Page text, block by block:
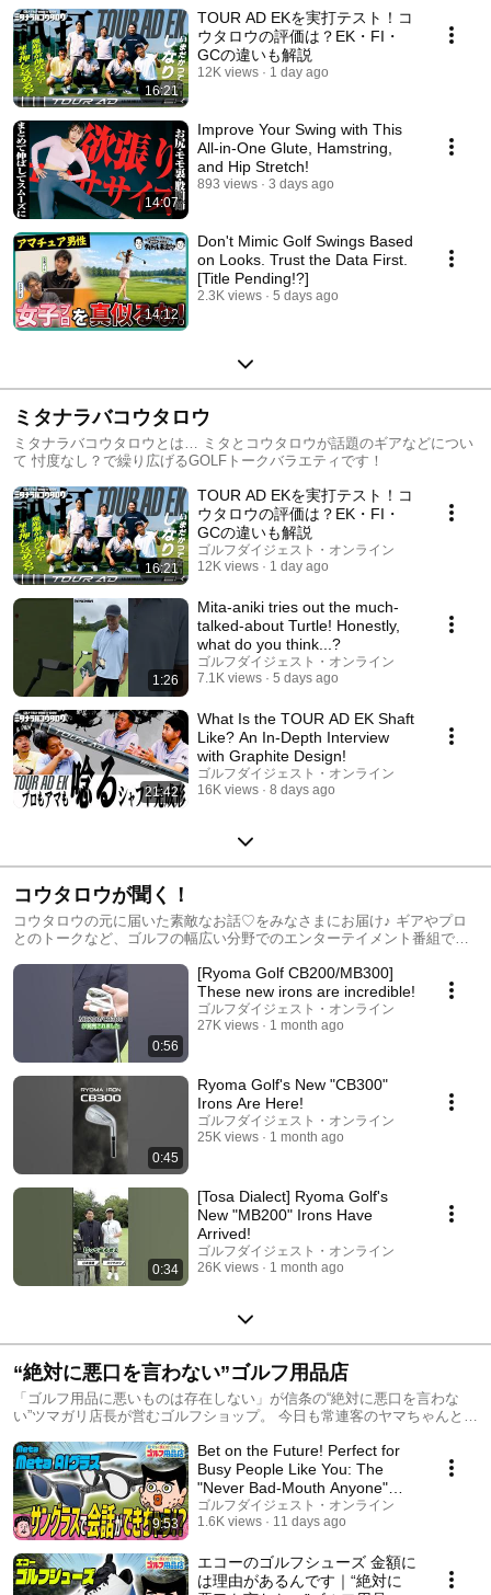
16:21
TOUR AD EKを実打テスト！コ
ウタロウの評価は？EK・FI・
GCの違いも解説
12K views 1 day ago
14:07
Improve Your Swing with This
All-in-One Glute, Hamstring,
and Hip Stretch!
893 views 3 days ago
14:12
Don't Mimic Golf Swings Based
on Looks. Trust the Data First.
[Title Pending!?]
2.3K views 5 days ago
ミタナラバコウタロウ
ミタナラバコウタロウとは… ミタとコウタロウが話題のギアなどについ
て 忖度なし？で繰り広げるGOLFトークバラエティです！
16:21
TOUR AD EKを実打テスト！コ
ウタロウの評価は？EK・FI・
GCの違いも解説
ゴルフダイジェスト・オンライン
12K views
1 day ago
1:26
Mita-aniki tries out the much-
talked-about Turtle! Honestly,
what do you think...?
ゴルフダイジェスト・オンライン
7.1K views
5 days ago
21:42
What Is the TOUR AD EK Shaft
Like? An In-Depth Interview
with Graphite Design!
ゴルフダイジェスト・オンライン
16K views
8 days ago
コウタロウが聞く！
コウタロウの元に届いた素敵なお話♡をみなさまにお届け♪ ギアやプロ
とのトークなど、ゴルフの幅広い分野でのエンターテイメント番組で
0:56
[Ryoma Golf CB200/MB300]
These new irons are incredible!
ゴルフダイジェスト・オンライン
27K views
1 month ago
0:45
Ryoma Golf's New "CB300"
Irons Are Here!
ゴルフダイジェスト・オンライン
25K views
1 month ago
0:34
[Tosa Dialect] Ryoma Golf's
New "MB200" Irons Have
Arrived!
ゴルフダイジェスト・オンライン
26K views
1 month ago
“絶対に悪口を言わない”ゴルフ用品店
「ゴルフ用品に悪いものは存在しない」が信条の“絶対に悪口を言わな
い”ツマガリ店長が営むゴルフショップ。 今日も常連客のヤマちゃんと、
は存在しないため、スタッフ、バイヤー、メーカーさんなどが持ち込む
製品の入荷を、ツマガリ店長は二つ返事で決定するのが常である。 ヤマ
ちゃんはそんな店長を心配しているが…。
9:53
Bet on the Future! Perfect for
Busy People Like You: The
"Never Bad-Mouth Anyone"
Golf Shop, Item...
ゴルフダイジェスト・オンライン
1.6K views
11 days ago
エコーのゴルフシューズ 金額に
は理由があるんです｜“絶対に